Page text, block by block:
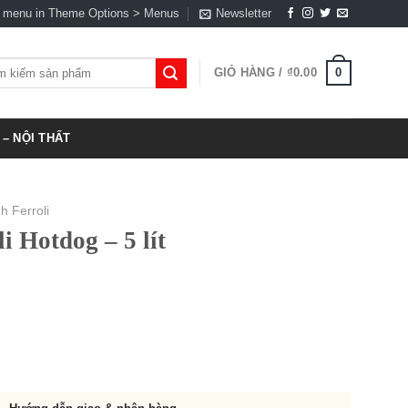
in Theme Options > Menus Newsletter
GIỎ HÀNG / ₫0.00 0
NỘI THẤT
Ferroli
Hotdog – 5 lít